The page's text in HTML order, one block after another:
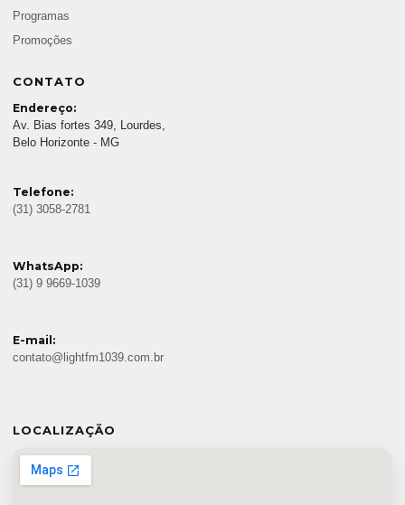
Programas
Promoções
CONTATO
Endereço:
Av. Bias fortes 349, Lourdes,
Belo Horizonte - MG
Telefone:
(31) 3058-2781
WhatsApp:
(31) 9 9669-1039
E-mail:
contato@lightfm1039.com.br
LOCALIZAÇÃO